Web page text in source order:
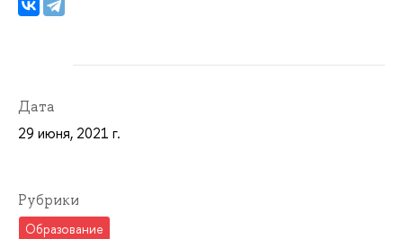
Дата
29 июня, 2021 г.
Рубрики
Образование